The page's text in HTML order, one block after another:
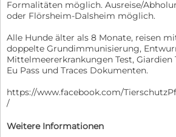
Formalitäten möglich. Ausreise/
oder Flörsheim-Dalsheim möglich.
Alle Hunde älter als 8 Monate, reisen
doppelte Grundimmunisierung,
Mittelmeererkrankungen Test, Giardien
Eu Pass und Traces Dokumenten.
https://www.facebook.com/
/
Weitere Informationen